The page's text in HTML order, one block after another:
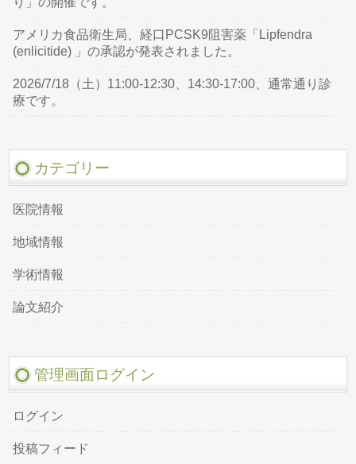
アメリカ食品衛生局、経口PCSK9阻害薬「Lipfendra
(enlicitide) 」の承認が発表されました。
2026/7/18（土）11:00-12:30、14:30-17:00、通常通り診
療です。
カテゴリー
医院情報
地域情報
学術情報
論文紹介
管理画面ログイン
ログイン
投稿フィード